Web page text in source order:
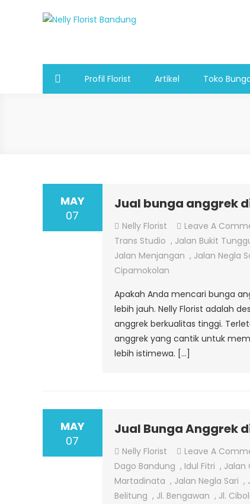
Profil Florist Artikel Toko
MAY
07
Jual bunga anggrek
Nelly Florist Leave A
Trans Studio , Jalan Bukit
Jalan Menjangan , Jalan Negla
Cipamokolan
Apakah Anda mencari bunga
lebih jauh. Nelly Florist adalah
anggrek berkualitas tinggi.
anggrek yang cantik untuk
lebih istimewa. […]
MAY
07
Jual Bunga Anggrek
Nelly Florist Leave A
Dago Bandung , Idul Fitri , Jalan
Martadinata , Jalan Negla Sari ,
Belitung , Jl. Bengawan , Jl.